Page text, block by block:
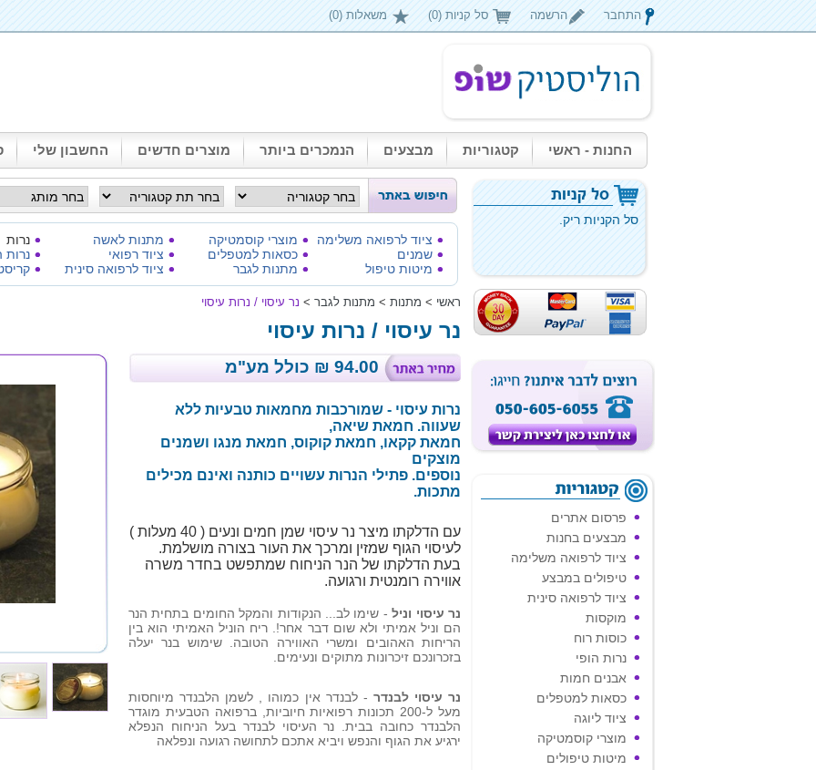
התחבר הרשמה סל קניות (0) משאלות (0)
החנות - ראשי קטגוריות מבצעים הנמכרים ביותר מוצרים חדשים החשבון שלי
ציוד לרפואה משלימה
שמנים
מיטות טיפול
מוצרי קוסמטיקה
כסאות למטפלים
מתנות לגבר
מתנות לאשה
ציוד רפואי
ציוד לרפואה סינית
נרות
נרות
ראשי > מתנות > מתנות לגבר > נר עיסוי / נרות עיסוי
נר עיסוי / נרות עיסוי
94.00
₪ כולל מע"מ
נרות עיסוי - שמורכבות מחמאות טבעיות ללא
שעווה. חמאת שיאה,
חמאת קקאו, חמאת קוקוס, חמאת מנגו ושמנים
מוצקים
נוספים. פתילי הנרות עשויים כותנה ואינם מכילים
מתכות.
עם הדלקתו מיצר נר עיסוי שמן חמים ונעים ( 40 מעלות )
לעיסוי הגוף שמזין ומרכך את העור בצורה מושלמת.
בעת הדלקתו של הנר הניחוח שמתפשט בחדר משרה
אווירה רומנטית ורגועה.
נר עיסוי וניל- שימו לב... הנקודות והמקל החומים בתחית הנר
הם וניל אמיתי ולא שום דבר אחר!. ריח הוניל האמיתי הוא בין
הריחות האהובים ומשרי האווירה הטובה. שימוש בנר יעלה
בזכרונכם זיכרונות מתוקים ונעימים.
נר עיסוי לבנדר - לבנדר אין כמוהו , לשמן הלבנדר מיוחסות
מעל ל-200 תכונות רפואיות חיוביות, ברפואה הטבעית מוגדר
הלבנדר כחובה בבית. נר העיסוי לבנדר בעל הניחוח הנפלא
ירגיע את הגוף והנפש ויביא אתכם לתחושה רגועה ונפלאה
סל הקניות ריק.
פרסום אתרים
מבצעים בחנות
ציוד לרפואה משלימה
טיפולים במבצע
ציוד לרפואה סינית
מוקסות
כוסות רוח
נרות הופי
אבנים חמות
כסאות למטפלים
ציוד ליוגה
מוצרי קוסמטיקה
מיטות טיפולים